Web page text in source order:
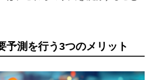
予測を行う3つのメリット